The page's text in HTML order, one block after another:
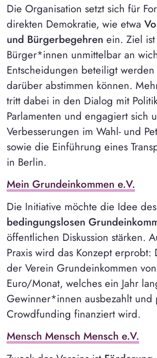
Die Organisation setzt sich für
direkten Demokratie, wie etwa
und Bürgerbegehren ein. Ziel
Bürger*innen unmittelbar an
Entscheidungen beteiligt
darüber abstimmen können.
tritt dabei in den Dialog mit
Parlamenten und engagiert sich
Verbesserungen im Wahl- und
sowie die Einführung eines
in Berlin.
Mein Grundeinkommen e.V.
Die Initiative möchte die Idee des
bedingungslosen
öffentlichen Diskussion stärken.
Praxis wird das Konzept erprobt:
der Verein Grundeinkommen
Euro/Monat, welches ein Jahr
Gewinner*innen ausbezahlt und
Crowdfunding finanziert wird.
Mensch Mensch Mensch e.V.